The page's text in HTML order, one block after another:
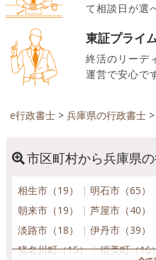
て相談日が選
東証プライ
終活のリーデ
運営で安心で
e行政書士> 兵庫県の行政書士>
市区町村から兵庫県
相生市（19） 明石市（65）
朝来市（19）
芦屋市（40）
淡路市（18）
伊丹市（39）
猪名川町（15）
稲美町（16